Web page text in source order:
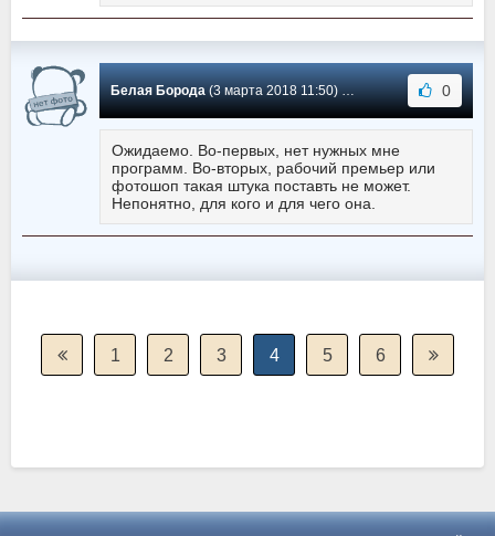
Белая Борода(3 марта 2018 11:50) Сообщение #38 0
Ожидаемо. Во-первых, нет нужных мне
программ. Во-вторых, рабочий премьер или
фотошоп такая штука поставть не может.
Непонятно, для кого и для чего она.
1 2 3 4 5 6